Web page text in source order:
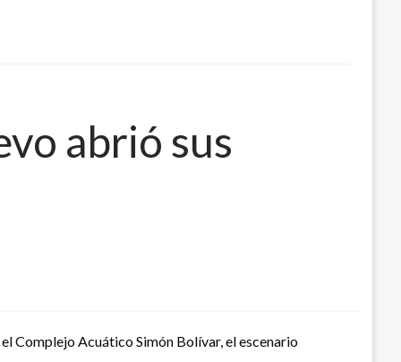
abrió sus
Complejo Acuático Simón Bolívar, el escenario